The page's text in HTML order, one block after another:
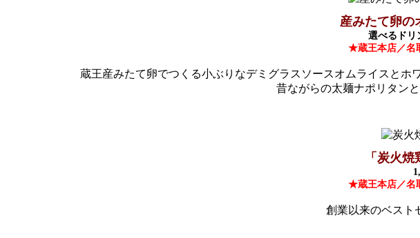
産みたて卵の
選べるドリ
★蔵王本店／名
蔵王産みたて卵でつくる小ぶりなデミグラスソースオムライスとホ
昔ながらの太麺ナポリタン
「炭火
★蔵王本店／名
創業以来のベスト